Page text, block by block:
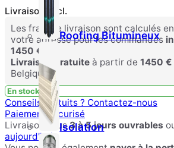
Roofing Bitumineux
Isolation
Livraison excl.
Les frais de livraison sont calculés
votre adresse pour les commandes
1450 €
Livraison gratuite à partir de 1450 €
Belgique.
En stock
Conseils gratuits ? Contactez-nous
Paiement sécurisé
Livraison sous3 à 5 jours ouvrables
aujourd'hui